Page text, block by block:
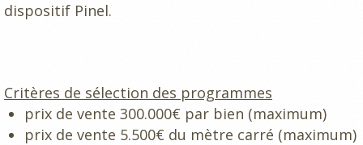
dispositif Pinel.
Critères de sélection des programmes
prix de vente 300.000€ par bien (maximum)
prix de vente 5.500€ du mètre carré (maximum)